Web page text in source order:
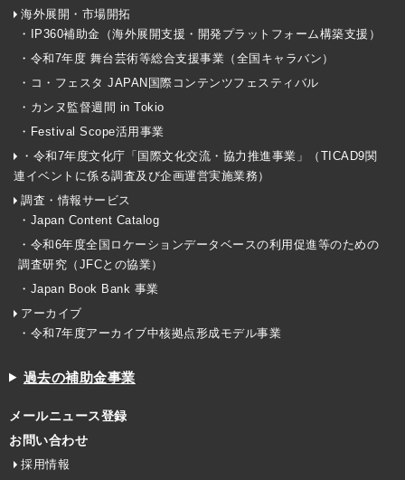
海外展開・市場開拓
・IP360補助金（海外展開支援・開発プラットフォーム構築支援）
・令和7年度 舞台芸術等総合支援事業（全国キャラバン）
・コ・フェスタ JAPAN国際コンテンツフェスティバル
・カンヌ監督週間 in Tokio
・Festival Scope活用事業
・令和7年度文化庁「国際文化交流・協力推進事業」（TICAD9関
連イベントに係る調査及び企画運営実施業務）
調査・情報サービス
・Japan Content Catalog
・令和6年度全国ロケーションデータベースの利用促進等のための
調査研究（JFCとの協業）
・Japan Book Bank 事業
アーカイブ
・令和7年度アーカイブ中核拠点形成モデル事業
過去の補助金事業
メールニュース登録
お問い合わせ
採用情報